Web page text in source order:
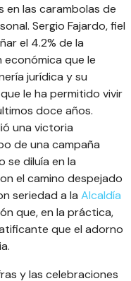
en las carambolas de
Sergio Fajardo, fiel
el 4.2% de la
que le
jurídica y su
le ha permitido vivir
doce años.
una victoria
de una campaña
se diluía en la
el camino despejado
seriedad a la Alcaldía
que, en la práctica,
que el adorno
y las celebraciones